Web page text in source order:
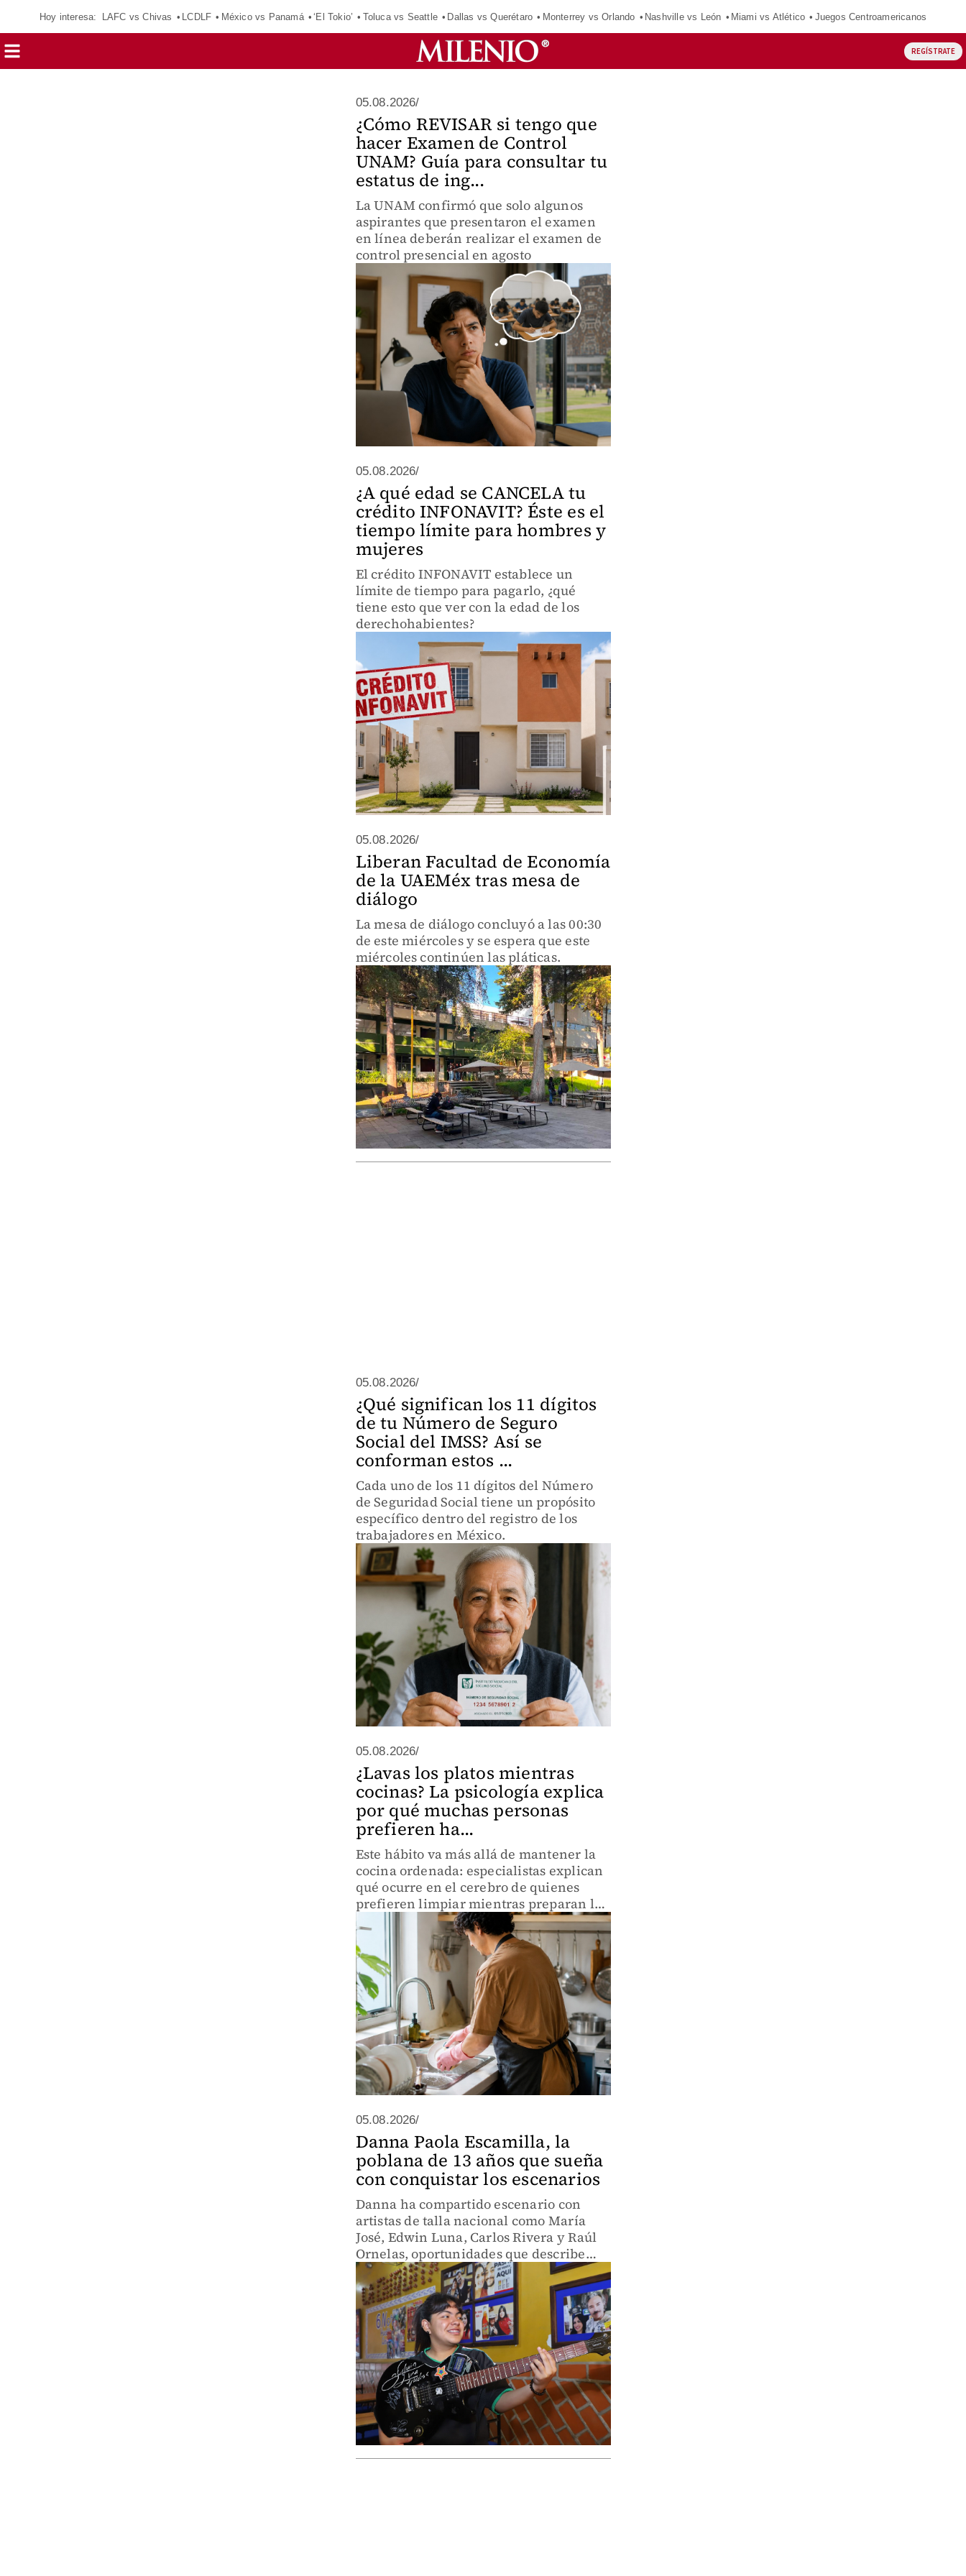
Hoy interesa: LAFC vs Chivas LCDLF México vs Panamá ‘El Tokio’ Toluca vs Seattle Dallas vs Querétaro Monterrey vs Orlando Nashville vs León Miami vs Atlético Juegos Centroamericanos
REGÍSTRATE
05.08.2026/
¿Cómo REVISAR si tengo que
hacer Examen de Control
UNAM? Guía para consultar tu
estatus de ing...
La UNAM confirmó que solo algunos
aspirantes que presentaron el examen
en línea deberán realizar el examen de
control presencial en agosto
05.08.2026/
¿A qué edad se CANCELA tu
crédito INFONAVIT? Éste es el
tiempo límite para hombres y
mujeres
El crédito INFONAVIT establece un
límite de tiempo para pagarlo, ¿qué
tiene esto que ver con la edad de los
derechohabientes?
05.08.2026/
Liberan Facultad de Economía
de la UAEMéx tras mesa de
diálogo
La mesa de diálogo concluyó a las 00:30
de este miércoles y se espera que este
miércoles continúen las pláticas.
05.08.2026/
¿Qué significan los 11 dígitos
de tu Número de Seguro
Social del IMSS? Así se
conforman estos ...
Cada uno de los 11 dígitos del Número
de Seguridad Social tiene un propósito
específico dentro del registro de los
trabajadores en México.
05.08.2026/
¿Lavas los platos mientras
cocinas? La psicología explica
por qué muchas personas
prefieren ha...
Este hábito va más allá de mantener la
cocina ordenada: especialistas explican
qué ocurre en el cerebro de quienes
prefieren limpiar mientras preparan los
alimentos.
05.08.2026/
Danna Paola Escamilla, la
poblana de 13 años que sueña
con conquistar los escenarios
Danna ha compartido escenario con
artistas de talla nacional como María
José, Edwin Luna, Carlos Rivera y Raúl
Ornelas, oportunidades que describe
como inolvidables.